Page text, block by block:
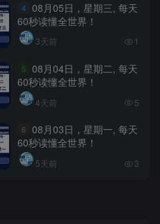
4 08月05日，星期三, 每天
60秒读懂全世界！
3天前 1
5 08月04日，星期二, 每天
60秒读懂全世界！
4天前 5
6 08月03日，星期一, 每天
60秒读懂全世界！
5天前 3